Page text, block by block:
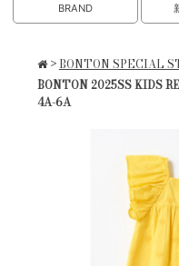
BRAND
> BONTON SPECIAL
BONTON 2025SS KIDS
4A-6A